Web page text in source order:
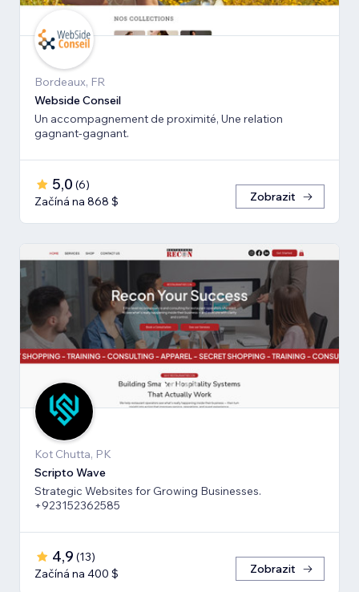
Bordeaux, FR
Webside Conseil
Un accompagnement de proximité, Une relation
gagnant-gagnant.
5,0 (6)
Začíná na 868 $
Zobrazit
Kot Chutta, PK
Scripto Wave
Strategic Websites for Growing Businesses.
+923152362585
4,9 (13)
Začíná na 400 $
Zobrazit